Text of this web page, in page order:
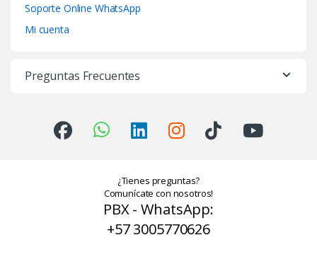
Soporte Online WhatsApp
Mi cuenta
Preguntas Frecuentes
¿Tienes preguntas?
Comunícate con nosotros!
PBX - WhatsApp:
+57 3005770626